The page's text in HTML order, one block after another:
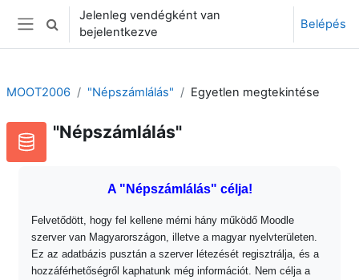
Tovább a fő tartalomhoz
Oldalpanel
Keresési bemeneti adatok váltása
Jelenleg vendégként van
bejelentkezve
Belépés
MOOT2006 "Népszámlálás" Egyetlen megtekintése
"Népszámlálás"
A "Népszámlálás" célja!
Felvetődött, hogy fel kellene mérni hány működő Moodle
szerver van Magyarországon, illetve a magyar nyelvterületen.
Ez az adatbázis pusztán a szerver létezését regisztrálja, és a
hozzáférhetőségről kaphatunk még információt. Nem célja a